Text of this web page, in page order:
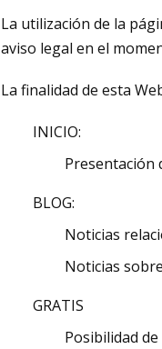
La utilización de la
aviso legal en el
La finalidad de esta
INICIO:
Presentación
BLOG:
Noticias
Noticias
GRATIS
Posibilidad